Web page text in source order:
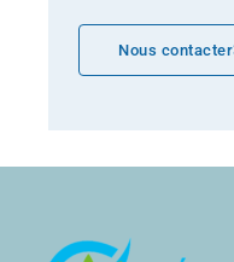
Nous contacter